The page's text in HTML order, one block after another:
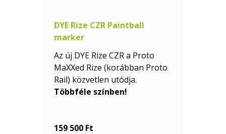
DYE Rize CZR Paintball
marker
Az új DYE Rize CZR a Proto
MaXXed Rize (korábban Proto
Rail) közvetlen utódja.
Többféle színben!
159 500 Ft